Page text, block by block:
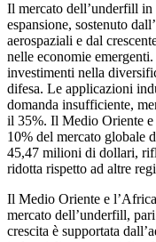
Il mercato dell’underfill
espansione, sostenuto
aerospaziali e dal
nelle economie
investimenti nella
difesa. Le applicazioni
domanda insufficiente,
il 35%. Il Medio Oriente e
10% del mercato globale
45,47 milioni di dollari,
ridotta rispetto ad altre
Il Medio Oriente e
mercato dell’underfill,
crescita è supportata